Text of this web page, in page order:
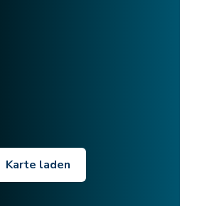
Karte laden